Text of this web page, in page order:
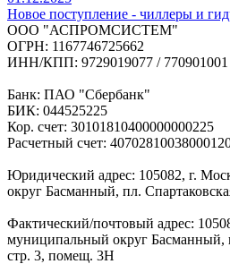
Новое поступление - чиллеры и
ООО "АСПРОМСИСТЕМ"
ОГРН: 1167746725662
ИНН/КПП: 9729019077 / 770901001
Банк: ПАО "Сбербанк"
БИК: 044525225
Кор. счет: 30101810400000000225
Расчетный счет:
Юридический адрес: 105082, г.
округ Басманный, пл.
Фактический/почтовый адрес:
муниципальный округ Басманный,
стр. 3, помещ. 3Н